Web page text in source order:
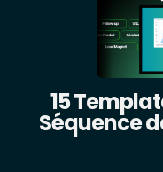
15
Séquence